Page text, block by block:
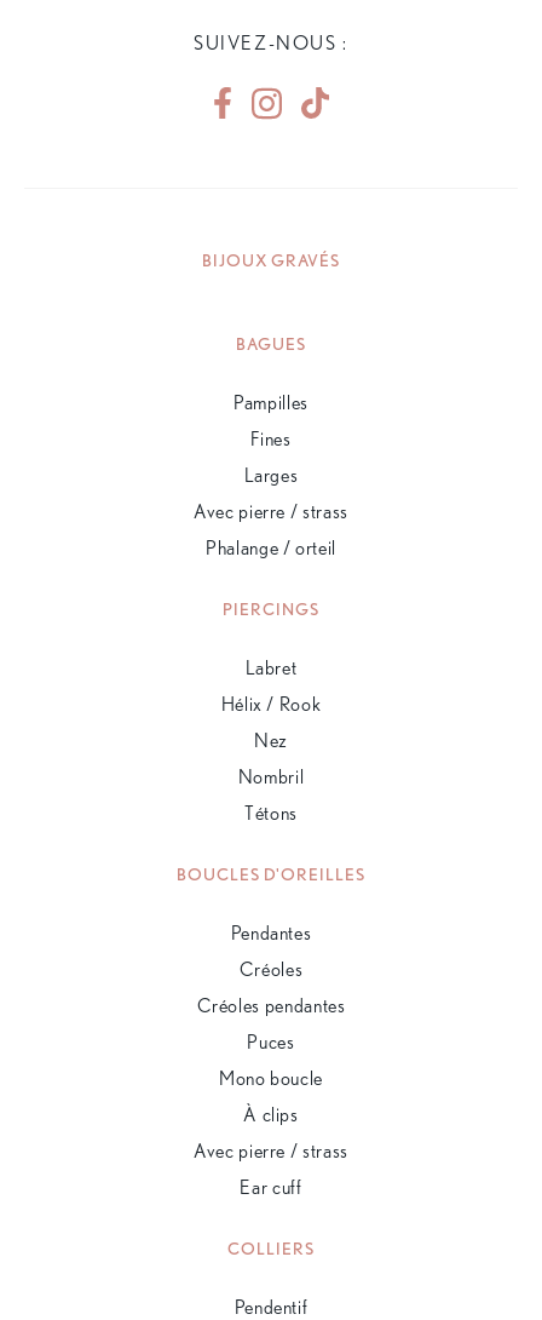
SUIVEZ-NOUS :
BIJOUX GRAVÉS
BAGUES
Pampilles
Fines
Larges
Avec pierre / strass
Phalange / orteil
PIERCINGS
Labret
Hélix / Rook
Nez
Nombril
Tétons
BOUCLES D'OREILLES
Pendantes
Créoles
Créoles pendantes
Puces
Mono boucle
À clips
Avec pierre / strass
Ear cuff
COLLIERS
Pendentif